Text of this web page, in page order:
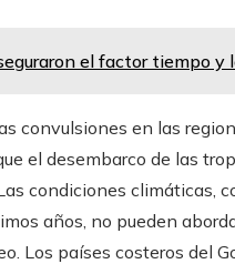
el factor tiempo
convulsiones en las
el desembarco de las
condiciones climáticas,
años, no pueden
Los países costeros del